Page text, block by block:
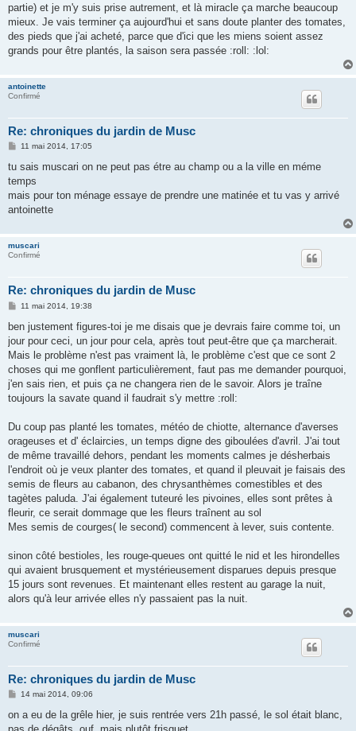
partie) et je m'y suis prise autrement, et là miracle ça marche beaucoup
mieux. Je vais terminer ça aujourd'hui et sans doute planter des tomates,
des pieds que j'ai acheté, parce que d'ici que les miens soient assez
grands pour être plantés, la saison sera passée :roll: :lol:
antoinette
Confirmé
Re: chroniques du jardin de Musc
M
s
a
g
11 mai 2014, 17:05
tu sais muscari on ne peut pas étre au champ ou a la ville en méme
temps
mais pour ton ménage essaye de prendre une matinée et tu vas y arrivé
antoinette
muscari
Confirmé
Re: chroniques du jardin de Musc
M
s
a
g
11 mai 2014, 19:38
ben justement figures-toi je me disais que je devrais faire comme toi, un
jour pour ceci, un jour pour cela, après tout peut-être que ça marcherait.
Mais le problème n'est pas vraiment là, le problème c'est que ce sont 2
choses qui me gonflent particulièrement, faut pas me demander pourquoi,
j'en sais rien, et puis ça ne changera rien de le savoir. Alors je traîne
toujours la savate quand il faudrait s'y mettre :roll:
Du coup pas planté les tomates, météo de chiotte, alternance d'averses
orageuses et d' éclaircies, un temps digne des giboulées d'avril. J'ai tout
de même travaillé dehors, pendant les moments calmes je désherbais
l'endroit où je veux planter des tomates, et quand il pleuvait je faisais des
semis de fleurs au cabanon, des chrysanthèmes comestibles et des
tagètes paluda. J'ai également tuteuré les pivoines, elles sont prêtes à
fleurir, ce serait dommage que les fleurs traînent au sol
Mes semis de courges( le second) commencent à lever, suis contente.
sinon côté bestioles, les rouge-queues ont quitté le nid et les hirondelles
qui avaient brusquement et mystérieusement disparues depuis presque
15 jours sont revenues. Et maintenant elles restent au garage la nuit,
alors qu'à leur arrivée elles n'y passaient pas la nuit.
muscari
Confirmé
Re: chroniques du jardin de Musc
M
s
14 mai 2014, 09:06
on a eu de la grêle hier, je suis rentrée vers 21h passé, le sol était blanc,